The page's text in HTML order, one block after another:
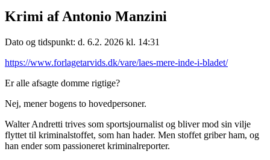
Krimi af Antonio Manzini
Dato og tidspunkt: d. 6.2. 2026 kl. 14:31
https://www.forlagetarvids.dk/vare/laes-mere-inde-i-bladet/
Er alle afsagte domme rigtige?
Nej, mener bogens to hovedpersoner.
Walter Andretti trives som sportsjournalist og bliver mod sin vilje
flyttet til kriminalstoffet, som han hader. Men stoffet griber ham, og
han ender som passioneret kriminalreporter.